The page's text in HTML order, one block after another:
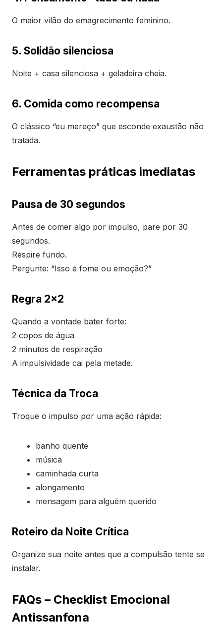
O maior vilão do emagrecimento feminino.
5. Solidão silenciosa
Noite + casa silenciosa + geladeira cheia.
6. Comida como recompensa
O clássico “eu mereço” que esconde exaustão não
tratada.
Ferramentas práticas imediatas
Pausa de 30 segundos
Antes de comer algo por impulso, pare por 30
segundos.
Respire fundo.
Pergunte: “Isso é fome ou emoção?”
Regra 2×2
Quando a vontade bater forte:
2 copos de água
2 minutos de respiração
A impulsividade cai pela metade.
Técnica da Troca
Troque o impulso por uma ação rápida:
banho quente
música
caminhada curta
alongamento
mensagem para alguém querido
Roteiro da Noite Crítica
Organize sua noite antes que a compulsão tente se
instalar.
FAQs – Checklist Emocional
Antissanfona